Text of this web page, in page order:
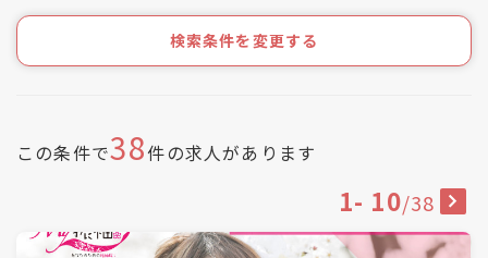
検索条件を変更する
この条件で38件の求人があります
1- 10/38